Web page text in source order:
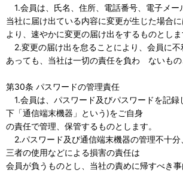
1.会員は、氏名、住所、電話番号、電子メー
当社に届け出ている内容に変更が生じた場合
より、速やかに変更の届け出をするものとしま
2.変更の届け出を怠ることにより、会員に不
あっても、当社は一切の責任を負わ ないもの
第30条 パスワードの管理責任
1.会員は、パスワード及びパスワードを記録
下「通信端末機器」という)をご自身
の責任で管理、保管するものとします。
2.パスワード及び通信端末機器の管理不十分
三者の使用などによる損害の責任は
会員が負うものとし、当社の責めに帰すべき